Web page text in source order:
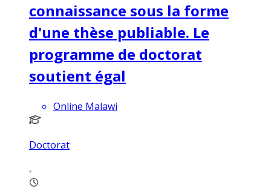
connaissance sous la forme
d'une thèse publiable. Le
programme de doctorat
soutient égal
Online Malawi
Doctorat